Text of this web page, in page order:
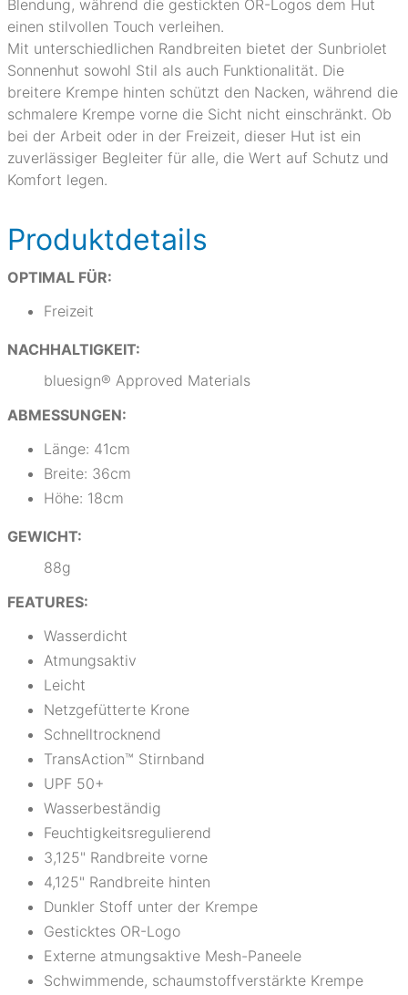
Blendung, während die gestickten OR-Logos dem Hut
einen stilvollen Touch verleihen.
Mit unterschiedlichen Randbreiten bietet der Sunbriolet
Sonnenhut sowohl Stil als auch Funktionalität. Die
breitere Krempe hinten schützt den Nacken, während die
schmalere Krempe vorne die Sicht nicht einschränkt. Ob
bei der Arbeit oder in der Freizeit, dieser Hut ist ein
zuverlässiger Begleiter für alle, die Wert auf Schutz und
Komfort legen.
Produktdetails
OPTIMAL FÜR:
Freizeit
NACHHALTIGKEIT:
bluesign® Approved Materials
ABMESSUNGEN:
Länge: 41cm
Breite: 36cm
Höhe: 18cm
GEWICHT:
88g
FEATURES:
Wasserdicht
Atmungsaktiv
Leicht
Netzgefütterte Krone
Schnelltrocknend
TransAction™ Stirnband
UPF 50+
Wasserbeständig
Feuchtigkeitsregulierend
3,125" Randbreite vorne
4,125" Randbreite hinten
Dunkler Stoff unter der Krempe
Gesticktes OR-Logo
Externe atmungsaktive Mesh-Paneele
Schwimmende, schaumstoffverstärkte Krempe